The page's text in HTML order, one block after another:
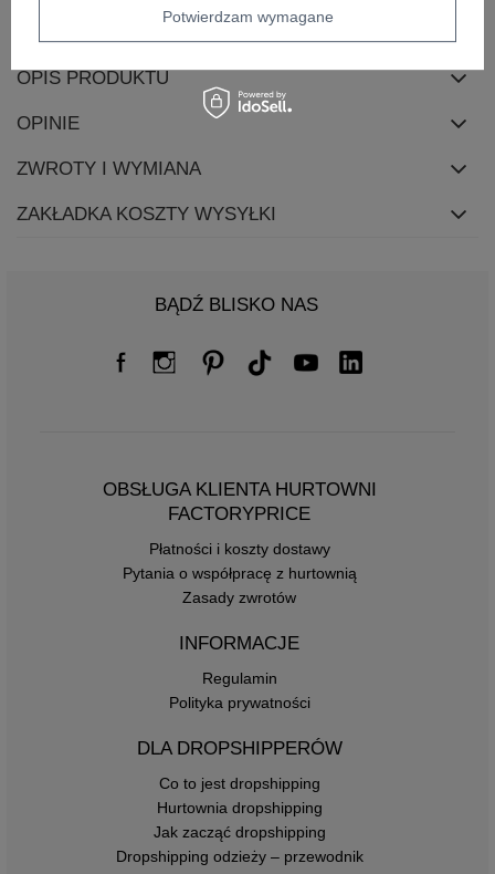
OPIS PRODUKTU
OPINIE
ZWROTY I WYMIANA
ZAKŁADKA KOSZTY WYSYŁKI
BĄDŹ BLISKO NAS
OBSŁUGA KLIENTA HURTOWNI
FACTORYPRICE
Płatności i koszty dostawy
Pytania o współpracę z hurtownią
Zasady zwrotów
INFORMACJE
Regulamin
Polityka prywatności
DLA DROPSHIPPERÓW
Co to jest dropshipping
Hurtownia dropshipping
Jak zacząć dropshipping
Dropshipping odzieży – przewodnik
Potwierdzam wymagane